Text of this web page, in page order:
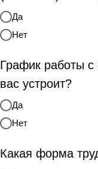
Да
Нет
График работы с
вас устроит?
Да
Нет
Какая форма